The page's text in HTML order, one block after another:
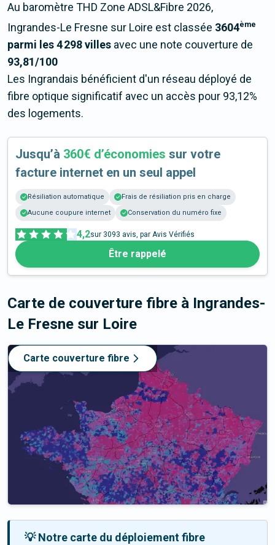
Au baromètre THD Zone ADSL&Fibre 2026,
Ingrandes-Le Fresne sur Loire est classée 3604ème
parmi les 4 298 villes avec une note couverture de
93,81/100
Les Ingrandais bénéficient d'un réseau déployé de
fibre optique significatif avec un accès pour 93,12%
des logements.
Jusqu’à 360€ d’économies sur votre
facture internet en un seul appel
Résiliation automatique
Frais de résiliation pris en charge
Aucune coupure internet
Conservation du numéro fixe
4,2sur 3093 avis, par Avis Vérifiés
Être rappelé
Carte de couverture fibre à Ingrandes-
Le Fresne sur Loire
Carte couverture fibre
💡 Notre carte du déploiement fibre